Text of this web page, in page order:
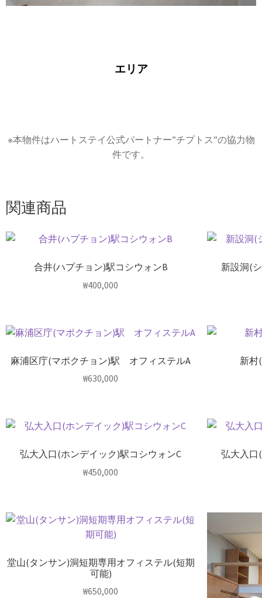
エリア
※本物件はハートステイ公式パートナー”チプトス”の協力物
件です。
関連商品
合井(ハプチョン)駅コシウォンB
₩400,000
新設洞(
麻浦区庁(マポクチョン)駅 オフィステルA
₩630,000
新村
弘大入口(ホンデイック)駅コシウォンC
₩450,000
弘大入口
堂山(タンサン)洞短期専用オフィステル(短期
可能)
₩650,000